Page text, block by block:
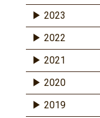
2023
2022
2021
2020
2019